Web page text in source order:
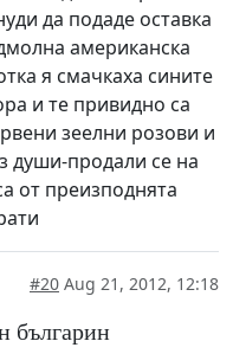
да подаде оставка
американска
я смачкаха сините
и те привидно са
зеелни розови и
души-продали се на
от преизподнята
#20 Aug 21, 2012, 12:18
българин